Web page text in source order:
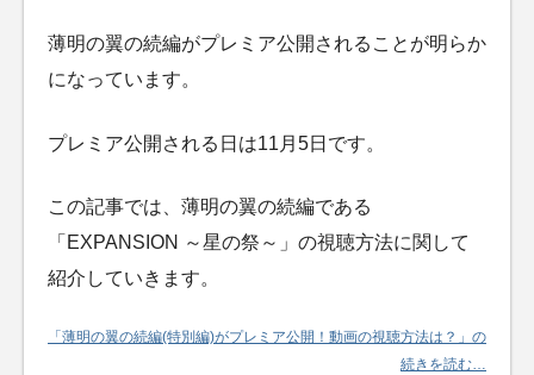
薄明の翼の続編がプレミア公開されることが明らか
になっています。
プレミア公開される日は11月5日です。
この記事では、薄明の翼の続編である
「EXPANSION ～星の祭～」の視聴方法に関して
紹介していきます。
「薄明の翼の続編(特別編)がプレミア公開！動画の視聴方法は？」の
続きを読む…